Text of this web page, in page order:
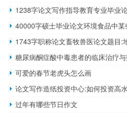
1238字论文写作指导教育专业毕业
可爱的春节老虎头怎么画
过年有哪些节日作文